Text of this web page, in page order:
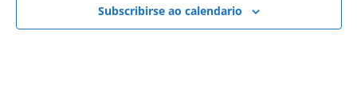
Subscribirse ao calendario